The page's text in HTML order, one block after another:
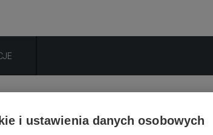
i ustawienia danych osobowych